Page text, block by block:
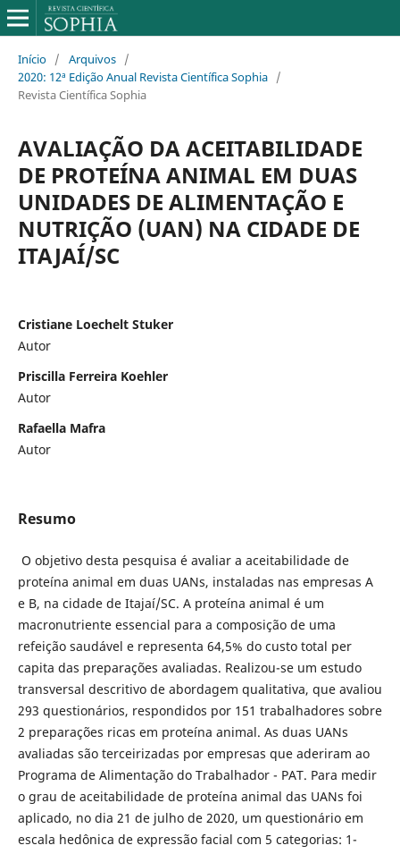
Início / Arquivos /
2020: 12ª Edição Anual Revista Científica Sophia /
Revista Científica Sophia
AVALIAÇÃO DA ACEITABILIDADE
DE PROTEÍNA ANIMAL EM DUAS
UNIDADES DE ALIMENTAÇÃO E
NUTRIÇÃO (UAN) NA CIDADE DE
ITAJAÍ/SC
Cristiane Loechelt Stuker
Autor
Priscilla Ferreira Koehler
Autor
Rafaella Mafra
Autor
Resumo
O objetivo desta pesquisa é avaliar a aceitabilidade de
proteína animal em duas UANs, instaladas nas empresas A
e B, na cidade de Itajaí/SC. A proteína animal é um
macronutriente essencial para a composição de uma
refeição saudável e representa 64,5% do custo total per
capita das preparações avaliadas. Realizou-se um estudo
transversal descritivo de abordagem qualitativa, que avaliou
293 questionários, respondidos por 151 trabalhadores sobre
2 preparações ricas em proteína animal. As duas UANs
avaliadas são terceirizadas por empresas que aderiram ao
Programa de Alimentação do Trabalhador - PAT. Para medir
o grau de aceitabilidade de proteína animal das UANs foi
aplicado, no dia 21 de julho de 2020, um questionário em
escala hedônica de expressão facial com 5 categorias: 1-